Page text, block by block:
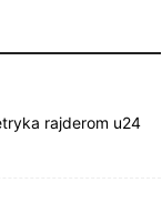
rajderom u24